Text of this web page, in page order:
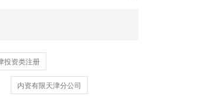
投资类注册
内资有限天津分公司